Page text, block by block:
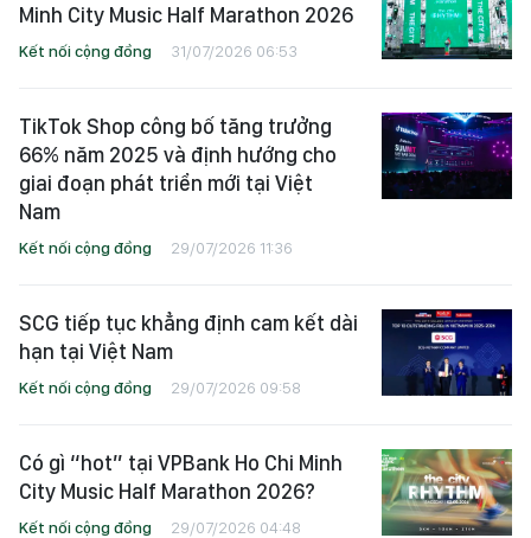
Minh City Music Half Marathon 2026
Kết nối cộng đồng 31/07/2026 06:53
TikTok Shop công bố tăng trưởng
66% năm 2025 và định hướng cho
giai đoạn phát triển mới tại Việt
Nam
Kết nối cộng đồng 29/07/2026 11:36
SCG tiếp tục khẳng định cam kết dài
hạn tại Việt Nam
Kết nối cộng đồng 29/07/2026 09:58
Có gì “hot” tại VPBank Ho Chi Minh
City Music Half Marathon 2026?
Kết nối cộng đồng 29/07/2026 04:48